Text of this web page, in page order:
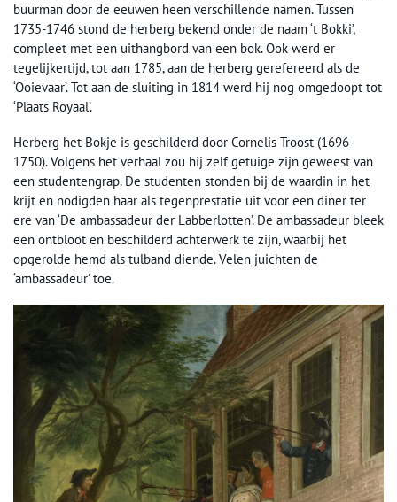
buurman door de eeuwen heen verschillende namen. Tussen
1735-1746 stond de herberg bekend onder de naam ‘t Bokki’,
compleet met een uithangbord van een bok. Ook werd er
tegelijkertijd, tot aan 1785, aan de herberg gerefereerd als de
‘Ooievaar’. Tot aan de sluiting in 1814 werd hij nog omgedoopt tot
‘Plaats Royaal’.
Herberg het Bokje is geschilderd door Cornelis Troost (1696-
1750). Volgens het verhaal zou hij zelf getuige zijn geweest van
een studentengrap. De studenten stonden bij de waardin in het
krijt en nodigden haar als tegenprestatie uit voor een diner ter
ere van ‘De ambassadeur der Labberlotten’. De ambassadeur bleek
een ontbloot en beschilderd achterwerk te zijn, waarbij het
opgerolde hemd als tulband diende. Velen juichten de
‘ambassadeur’ toe.